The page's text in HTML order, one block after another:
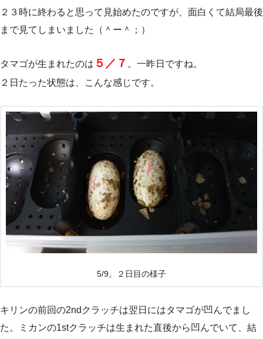
２３時に終わると思って見始めたのですが、面白くて結局最後
まで見てしまいました（＾ー＾；）
タマゴが生まれたのは ５／７ 。一昨日ですね。
２日たった状態は、こんな感じです。
5/9。２日目の様子
キリンの前回の2ndクラッチは翌日にはタマゴが凹んでまし
た。ミカンの1stクラッチは生まれた直後から凹んでいて、結